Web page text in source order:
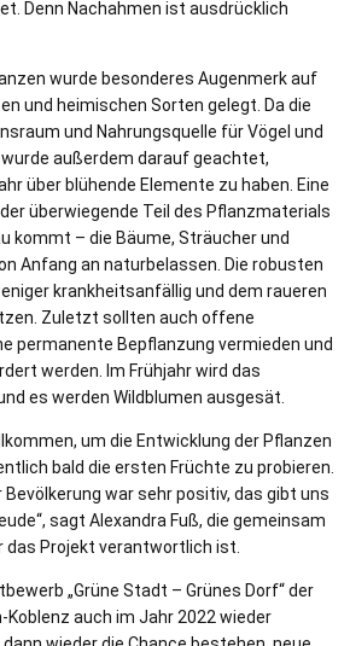
Denn Nachahmen ist ausdrücklich
wurde besonderes Augenmerk auf
und heimischen Sorten gelegt. Da die
und Nahrungsquelle für Vögel und
außerdem darauf geachtet,
über blühende Elemente zu haben. Eine
überwiegende Teil des Pflanzmaterials
kommt – die Bäume, Sträucher und
Anfang an naturbelassen. Die robusten
krankheitsanfällig und dem raueren
Zuletzt sollten auch offene
permanente Bepflanzung vermieden und
werden. Im Frühjahr wird das
es werden Wildblumen ausgesät.
um die Entwicklung der Pflanzen
bald die ersten Früchte zu probieren.
war sehr positiv, das gibt uns
sagt Alexandra Fuß, die gemeinsam
Projekt verantwortlich ist.
„Grüne Stadt – Grünes Dorf“ der
auch im Jahr 2022 wieder